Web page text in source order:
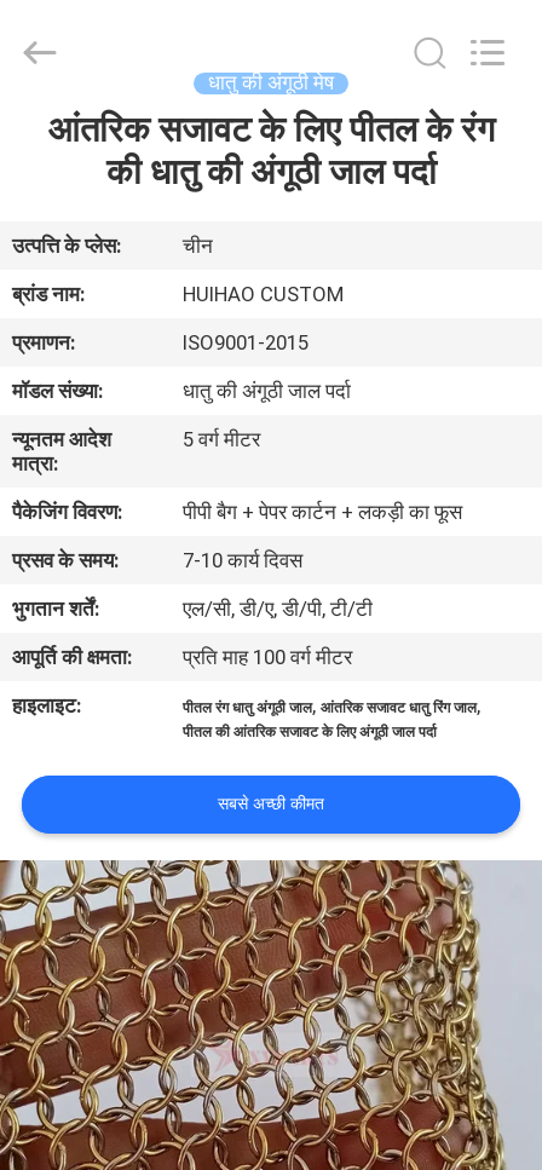
हमारे
बारे
कारखाने
का
गुणवत्ता
नियंत्रण
संपर्क
करें
समाचार
मामले
साइटमैप
PRIVACY
Mesh
Product
Reserved.
धातु की अंगूठी मेष
आंतरिक सजावट के लिए पीतल के रंग
की धातु की अंगूठी जाल पर्दा
उत्पत्ति के प्लेस:
चीन
ब्रांड नाम:
HUIHAO CUSTOM
प्रमाणन:
ISO9001-2015
मॉडल संख्या:
धातु की अंगूठी जाल पर्दा
न्यूनतम आदेश
मात्रा:
5 वर्ग मीटर
पैकेजिंग विवरण:
पीपी बैग + पेपर कार्टन + लकड़ी का फूस
प्रसव के समय:
7-10 कार्य दिवस
भुगतान शर्तें:
एल/सी, डी/ए, डी/पी, टी/टी
आपूर्ति की क्षमता:
प्रति माह 100 वर्ग मीटर
हाइलाइट:
पीतल रंग धातु अंगूठी जाल,आंतरिक सजावट धातु रिंग जाल,
पीतल की आंतरिक सजावट के लिए अंगूठी जाल पर्दा
सबसे अच्छी कीमत